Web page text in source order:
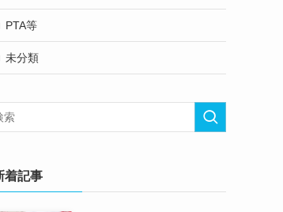
PTA等
未分類
着記事